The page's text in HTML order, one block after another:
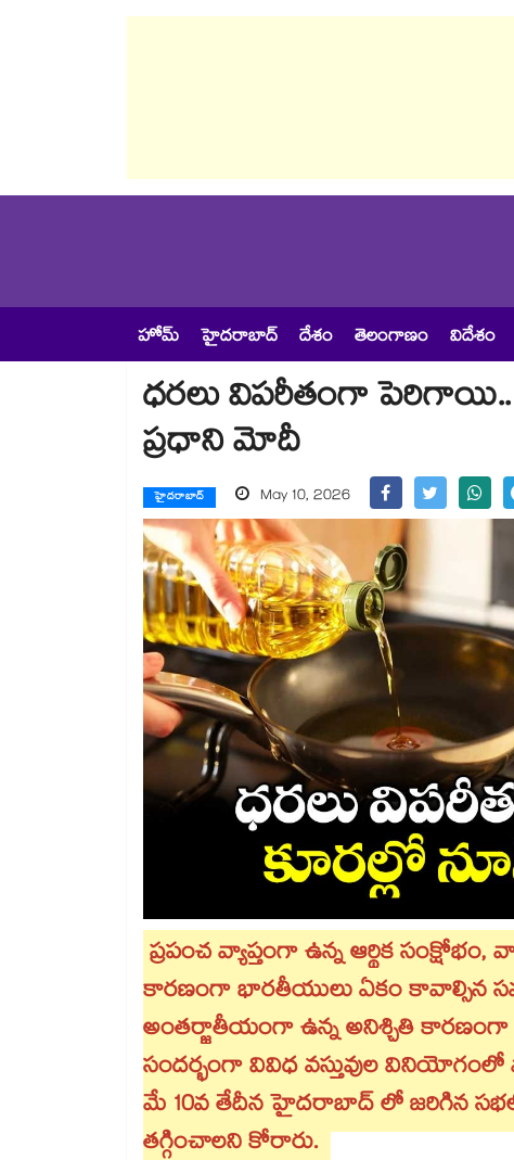
హోమ్ హైదరాబాద్ దేశం తెలంగాణం విదేశం
ధరలు విపరీతంగా పెరిగాయి..
ప్రధాని మోదీ
హైదరాబాద్ May 10, 2026
ప్రపంచ వ్యాప్తంగా ఉన్న ఆర్థిక
కారణంగా భారతీయులు ఏకం కావాల్సిన
అంతర్జాతీయంగా ఉన్న అనిశ్చితి
సందర్భంగా వివిధ వస్తువుల
మే 10వ తేదీన హైదరాబాద్ లో జరిగిన
తగ్గించాలని కోరారు.